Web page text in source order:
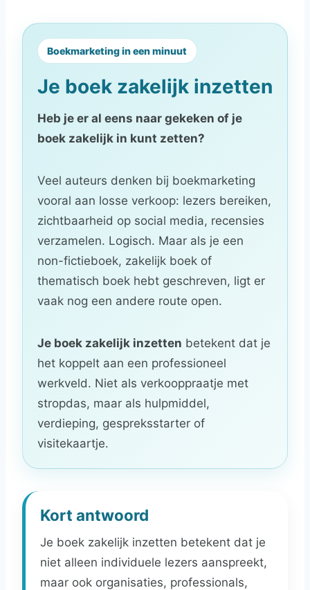
Boekmarketing in een minuut
Je boek zakelijk inzetten
Heb je er al eens naar gekeken of je
boek zakelijk in kunt zetten?
Veel auteurs denken bij boekmarketing
vooral aan losse verkoop: lezers bereiken,
zichtbaarheid op social media, recensies
verzamelen. Logisch. Maar als je een
non-fictieboek, zakelijk boek of
thematisch boek hebt geschreven, ligt er
vaak nog een andere route open.
Je boek zakelijk inzetten betekent dat je
het koppelt aan een professioneel
werkveld. Niet als verkooppraatje met
stropdas, maar als hulpmiddel,
verdieping, gespreksstarter of
visitekaartje.
Kort antwoord
Je boek zakelijk inzetten betekent dat je
niet alleen individuele lezers aanspreekt,
maar ook organisaties, professionals,